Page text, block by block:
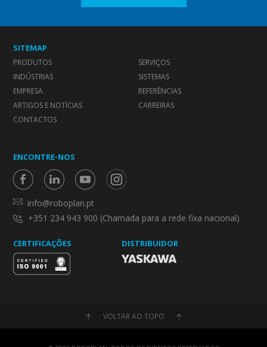
SITEMAP
PRODUTOS
SERVIÇOS
INDÚSTRIAS
SISTEMAS
EMPRESA
REFERÊNCIAS
ARTIGOS E NOTÍCIAS
CARREIRAS
CONTACTOS
ENCONTRE-NOS
info@roboplan.pt
+351 234 943 900 (Chamada para a rede fixa nacional)
CERTIFICAÇÕES DISTRIBUIDOR
VOLTAR AO TOPO